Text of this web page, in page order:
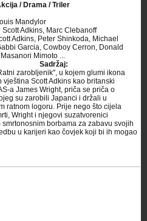
/ Drama / Triler
Mandylor
Scott Adkins, Marc Clebanoff
Adkins, Peter Shinkoda, Michael
Garcia, Cowboy Cerron, Donald
Mimoto ...
Sadržaj:
zarobljenik", u kojem glumi ikona
vještina Scott Adkins kao britanski
a James Wright, priča se priča o
su zarobili Japanci i držali u
ratnom logoru. Prije nego što cijela
Wright i njegovi suzatvorenici
borbama za zabavu svojih
u karijeri kao čovjek koji bi ih mogao